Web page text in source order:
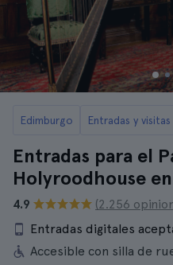
Edimburgo
Entradas para el
Holyroodhouse
4.9
(2.256
Entradas digitales
Accesible con silla de